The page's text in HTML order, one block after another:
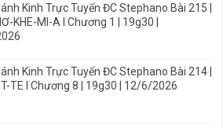
Kinh Trực Tuyến ĐC Stephano Bài 215 |
KHE-MI-A I Chương 1 | 19g30 |
Kinh Trực Tuyến ĐC Stephano Bài 214 |
TE I Chương 8 | 19g30 | 12/6/2026